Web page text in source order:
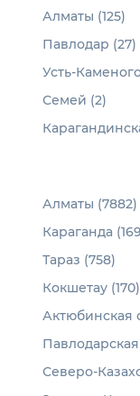
Алматы (125)
Павлодар (27)
Усть-
Семей (2)
Алматы (7882)
Караганда
Тараз (758)
Кокшетау (170)
Актюбинская
Северо-